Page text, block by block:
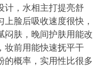
，水相主打提亮舒
脸后吸收速度很快，
闷肤，晚间护肤用能改
妆前用能快速抚平干
的概率，实用性比很多